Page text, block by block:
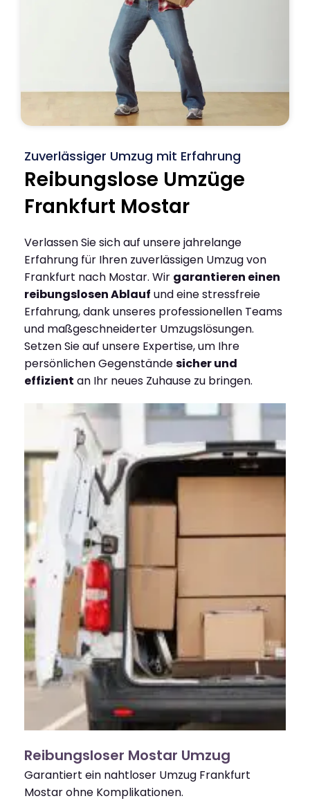
Zuverlässiger Umzug mit Erfahrung
Reibungslose Umzüge
Frankfurt Mostar
Verlassen Sie sich auf unsere jahrelange
Erfahrung für Ihren zuverlässigen Umzug von
Frankfurt nach Mostar. Wir garantieren einen
reibungslosen Ablauf und eine stressfreie
Erfahrung, dank unseres professionellen Teams
und maßgeschneiderter Umzugslösungen.
Setzen Sie auf unsere Expertise, um Ihre
persönlichen Gegenständesicher und
effizient an Ihr neues Zuhause zu bringen.
Reibungsloser Mostar Umzug
Garantiert ein nahtloser Umzug Frankfurt
Mostar ohne Komplikationen.